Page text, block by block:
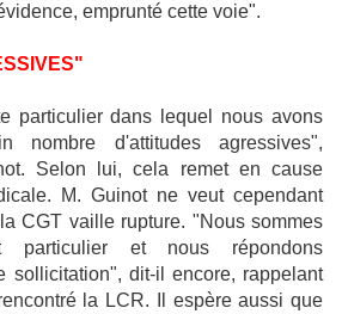
emprunté cette voie".
particulier dans lequel nous avons
nombre d'attitudes agressives",
Selon lui, cela remet en cause
M. Guinot ne veut cependant
CGT vaille rupture. "Nous sommes
particulier et nous répondons
sollicitation", dit-il encore, rappelant
la LCR. Il espère aussi que